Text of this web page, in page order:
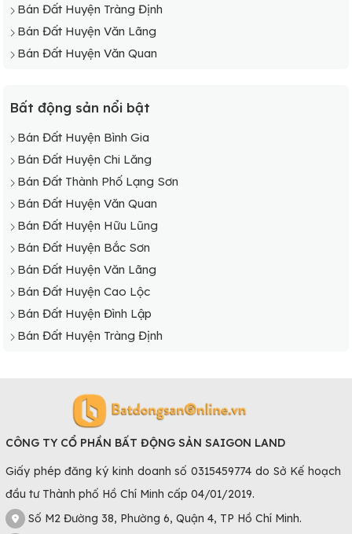
Bán Đất Huyện Tràng Định
Bán Đất Huyện Văn Lãng
Bán Đất Huyện Văn Quan
Bất động sản nổi bật
Bán Đất Huyện Bình Gia
Bán Đất Huyện Chi Lăng
Bán Đất Thành Phố Lạng Sơn
Bán Đất Huyện Văn Quan
Bán Đất Huyện Hữu Lũng
Bán Đất Huyện Bắc Sơn
Bán Đất Huyện Văn Lãng
Bán Đất Huyện Cao Lộc
Bán Đất Huyện Đình Lập
Bán Đất Huyện Tràng Định
CÔNG TY CỔ PHẦN BẤT ĐỘNG SẢN SAIGON LAND
Giấy phép đăng ký kinh doanh số 0315459774 do Sở Kế hoạch
đầu tư Thành phố Hồ Chí Minh cấp 04/01/2019.
Số M2 Đường 38, Phường 6, Quận 4, TP Hồ Chí Minh.